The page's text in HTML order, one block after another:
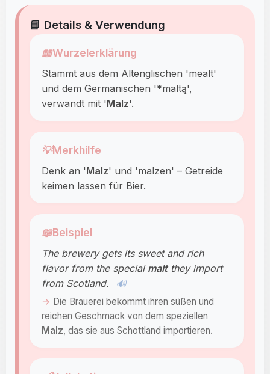
📘 Details & Verwendung
📖Wurzelerklärung
Stammt aus dem Altenglischen 'mealt'
und dem Germanischen '*maltą',
verwandt mit 'Malz'.
💡Merkhilfe
Denk an 'Malz' und 'malzen' – Getreide
keimen lassen für Bier.
📖Beispiel
The brewery gets its sweet and rich
flavor from the special maltthey import
from Scotland.
🔊
Die Brauerei bekommt ihren süßen und
reichen Geschmack von dem speziellen
Malz, das sie aus Schottland importieren.